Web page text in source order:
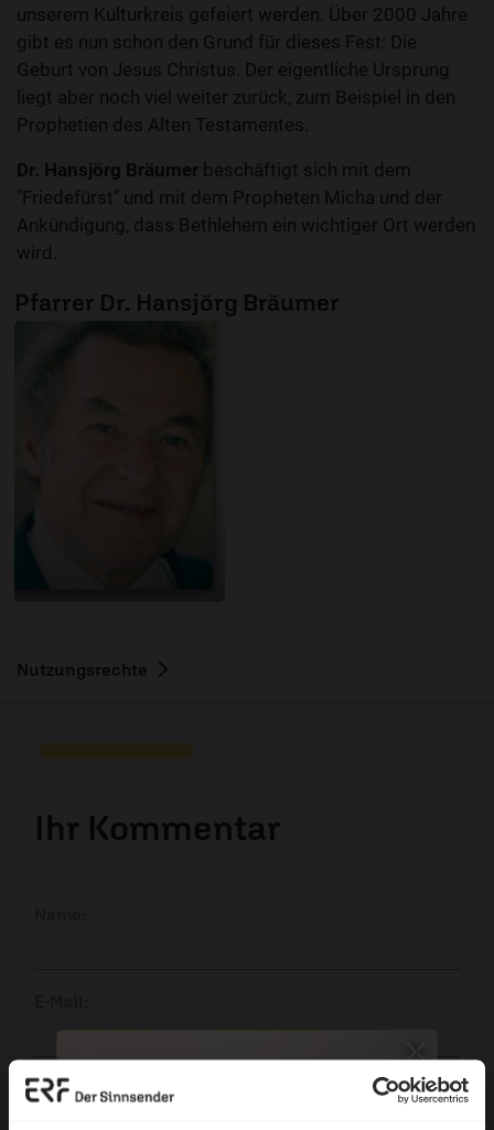
unserem Kulturkreis gefeiert werden. Über 2000 Jahre
gibt es nun schon den Grund für dieses Fest: Die
Geburt von Jesus Christus. Der eigentliche Ursprung
liegt aber noch viel weiter zurück, zum Beispiel in den
Prophetien des Alten Testamentes.
Dr. Hansjörg Bräumer beschäftigt sich mit dem
"Friedefürst" und mit dem Propheten Micha und der
Ankündigung, dass Bethlehem ein wichtiger Ort werden
wird.
Pfarrer Dr. Hansjörg Bräumer
Nutzungsrechte
Ihr Kommentar
Die E-Mail-Adresse wird nicht veröffentlicht.